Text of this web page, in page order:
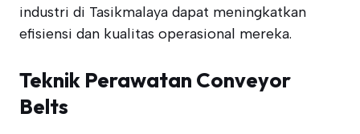
industri di Tasikmalaya dapat meningkatkan
efisiensi dan kualitas operasional mereka.
Teknik Perawatan Conveyor
Belts